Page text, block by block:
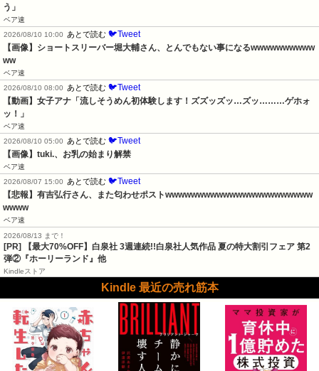
う」
ベア速
2026/08/10 10:00
あとで読む 🐦Tweet
【画像】ショートスリーバー堀大輔さん、とんでもない事になるwwwwwwwwww
ww
ベア速
2026/08/10 08:00
あとで読む 🐦Tweet
【動画】女子アナ「流しそうめん初体験します！ズズッズッ…ズッ………ゲホォ
ッ！」
ベア速
2026/08/10 05:00
あとで読む 🐦Tweet
【画像】tuki.、お乳の始まり解禁
ベア速
2026/08/07 15:00
あとで読む 🐦Tweet
【悲報】有吉弘行さん、また匂わせポストwwwwwwwwwwwwwwwwwwwwwww
wwww
ベア速
2026/08/13 まで！
[PR]
【最大70%OFF】白泉社 3週連続!!白泉社人気作品 夏の特大割引フェア 第2
弾②『ホーリーランド』他
Kindleストア
Kindle 最近の売れ筋本